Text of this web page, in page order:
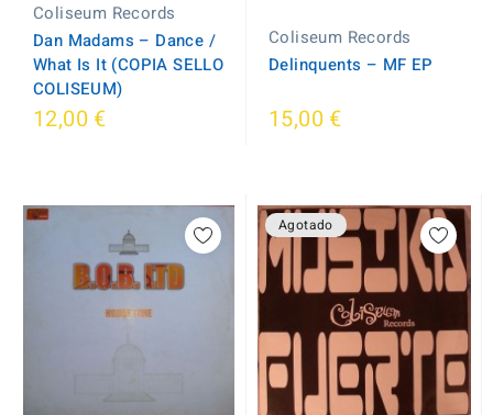
Coliseum Records
Dan Madams – Dance /
What Is It (COPIA SELLO
COLISEUM)
12,00 €
Coliseum Records
Delinquents – MF EP
15,00 €
Agotado